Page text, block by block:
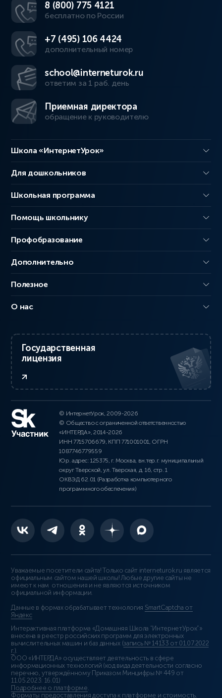
8 (800) 775 4121
бесплатно по России
+7 (495) 106 4424
дополнительный номер
school@interneturok.ru
ответим за 1 раб. день
Приемная директора
обращение к руководителю
Школа «ИнтернетУрок»
Для дошкольников
Школьная программа
Помощь школьнику
Профобразование
Дополнительно
Полезное
О нас
Государственная
лицензия
© ИнтернетУрок, 2009-2026
© Общество с ограниченной ответственностью
«ИНТЕРДА», 2014-2026
ИНН 7715706679, КПП 771001001, ОГРН
1087746779559
Юр. адрес: 125375, г. Москва, вн.тер.г. муниципальный
округ Тверской, ул. Тверская, д. 16, стр. 1
ОКВЭД 62.01 (Разработка компьютерного
программного обеспечения)
Уважаемые посетители сайта! Только сайт interneturok.ru является
официальным сайтом нашей школы! Любые другие сайты не
имеют к нам отношения и не являются источником
официальной информации.
Данные в формах обрабатывает технология SmartCaptcha от
Яндекс
Интерактивная платформа «Домашняя Школа “ИнтернетУрок”»
внесена в реестр российских программ для электронных
вычислительных машин и баз данных (запись № 14133 от 01.07.2022
г.).
ООО «ИНТЕРДА» осуществляет деятельность в сфере
информационных технологий (код вида деятельности согласно
перечню, утверждённому Приказом Минцифры № 449 от
11.05.2023: 16.01)
Подробнее о платформе.
Форматы предоставления доступа к платформе и стоимость.